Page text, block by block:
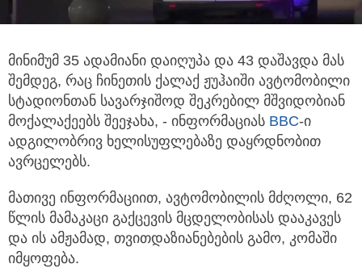
მინიმუმ 35 ადამიანი დაიღუპა და 43 დაშავდა მას
შემდეგ, რაც ჩინეთის ქალაქ ჟუჰაიში ავტომობილი
სტადიონთან სავარჯიშოდ შეკრებილ მშვიდობიან
მოქალაქეებს შეეჯახა, - ინფორმაციას BBC-ი
ადგილობრივ ხელისუფლებაზე დაყრდნობით
ავრცელებს.
მათივე ინფორმაციით, ავტომობილის მძღოლი, 62
წლის მამაკაცი გაქცევის მცდელობისას დააკავეს
და ის ამჟამად, თვითდაზიანებების გამო, კომაში
იმყოფება.